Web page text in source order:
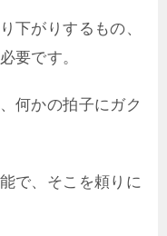
下がりするもの、
要です。
何かの拍子にガク
で、そこを頼りに